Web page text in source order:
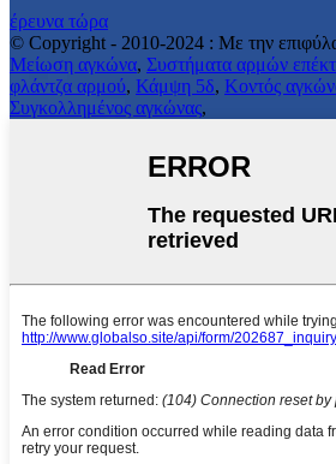
έρευνα τώρα
© Copyright - 2010-2024 : Με την
Μείωση αγκώνα, Συστήματα αρμών
φλάντζα αρμού, Κάμψη 5δ, Κοντός
Συγκολλημένος αγκώνας,